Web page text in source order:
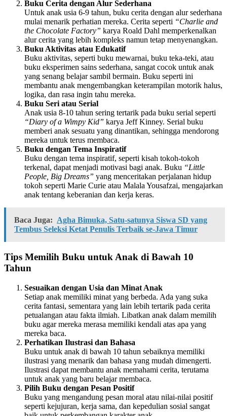
Buku Cerita dengan Alur Sederhana
Untuk anak usia 6-9 tahun, buku cerita dengan alur sederhana
mulai menarik perhatian mereka. Cerita seperti “Charlie and
the Chocolate Factory” karya Roald Dahl memperkenalkan
alur cerita yang lebih kompleks namun tetap menyenangkan.
Buku Aktivitas atau Edukatif
Buku aktivitas, seperti buku mewarnai, buku teka-teki, atau
buku eksperimen sains sederhana, sangat cocok untuk anak
yang senang belajar sambil bermain. Buku seperti ini
membantu anak mengembangkan keterampilan motorik halus,
logika, dan rasa ingin tahu mereka.
Buku Seri atau Serial
Anak usia 8-10 tahun sering tertarik pada buku serial seperti
“Diary of a Wimpy Kid” karya Jeff Kinney. Serial buku
memberi anak sesuatu yang dinantikan, sehingga mendorong
mereka untuk terus membaca.
Buku dengan Tema Inspiratif
Buku dengan tema inspiratif, seperti kisah tokoh-tokoh
terkenal, dapat menjadi motivasi bagi anak. Buku “Little
People, Big Dreams” yang menceritakan perjalanan hidup
tokoh seperti Marie Curie atau Malala Yousafzai, mengajarkan
anak tentang keberanian dan kerja keras.
Baca Juga: Agha Bimuka, Satu-satunya Siswa SD yang
Tembus Seleksi Ketat Penulis Terbaik se-Jawa Timur
Tips Memilih Buku untuk Anak di Bawah 10
Tahun
Sesuaikan dengan Usia dan Minat Anak
Setiap anak memiliki minat yang berbeda. Ada yang suka
cerita fantasi, sementara yang lain lebih tertarik pada cerita
petualangan atau fakta ilmiah. Libatkan anak dalam memilih
buku agar mereka merasa memiliki kendali atas apa yang
mereka baca.
Perhatikan Ilustrasi dan Bahasa
Buku untuk anak di bawah 10 tahun sebaiknya memiliki
ilustrasi yang menarik dan bahasa yang mudah dimengerti.
Ilustrasi dapat membantu anak memahami cerita, terutama
untuk anak yang baru belajar membaca.
Pilih Buku dengan Pesan Positif
Buku yang mengandung pesan moral atau nilai-nilai positif
seperti kejujuran, kerja sama, dan kepedulian sosial sangat